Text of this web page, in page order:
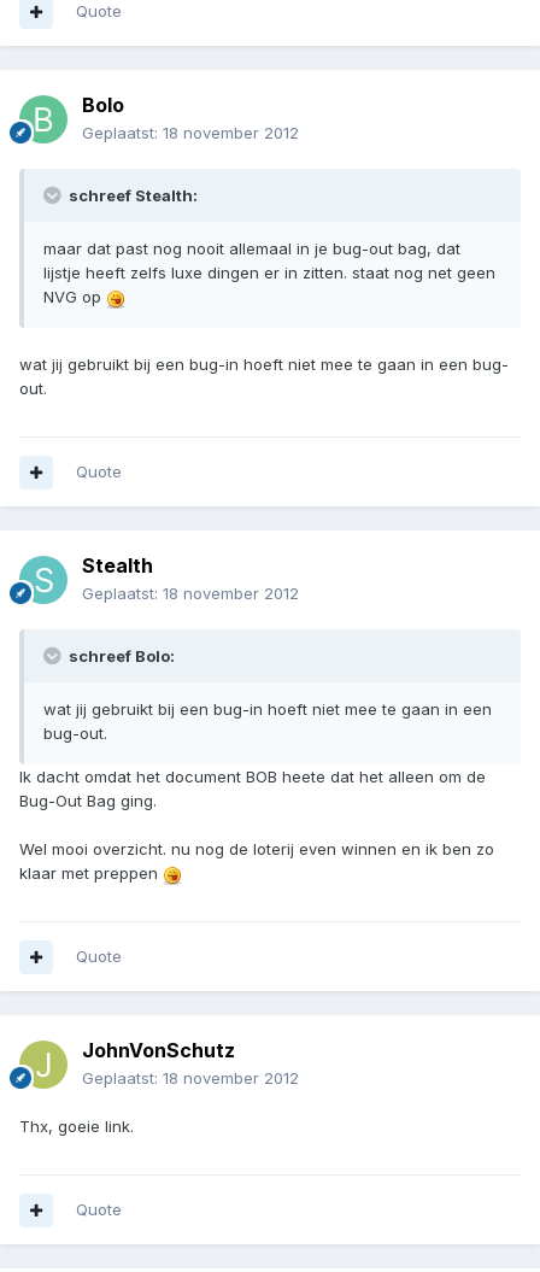
Quote
Bolo
Geplaatst: 18 november 2012
schreef Stealth:
maar dat past nog nooit allemaal in je bug-out bag, dat
lijstje heeft zelfs luxe dingen er in zitten. staat nog net geen
NVG op
wat jij gebruikt bij een bug-in hoeft niet mee te gaan in een bug-
out.
Quote
Stealth
Geplaatst: 18 november 2012
schreef Bolo:
wat jij gebruikt bij een bug-in hoeft niet mee te gaan in een
bug-out.
Ik dacht omdat het document BOB heete dat het alleen om de
Bug-Out Bag ging.
Wel mooi overzicht. nu nog de loterij even winnen en ik ben zo
klaar met preppen
Quote
JohnVonSchutz
Geplaatst: 18 november 2012
Thx, goeie link.
Quote